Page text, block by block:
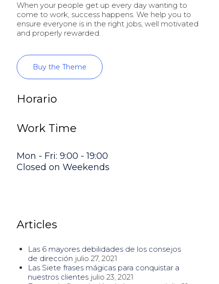
When your people get up every day wanting to
come to work, success happens. We help you to
ensure everyone is in the right jobs, well motivated
and properly rewarded.
Buy the Theme
Horario
Work Time
Mon - Fri: 9:00 - 19:00
Closed on Weekends
Articles
Las 6 mayores debilidades de los consejos
de dirección julio 27, 2021
Las Siete frases mágicas para conquistar a
nuestros clientes julio 23, 2021